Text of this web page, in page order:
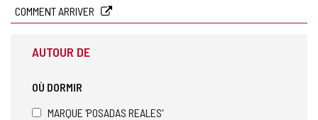
COMMENT ARRIVER
AUTOUR DE
OÙ DORMIR
MARQUE 'POSADAS REALES'